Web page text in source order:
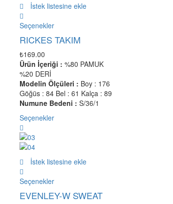
İstek listesine ekle
Seçenekler
RICKES TAKIM
₺169.00
Ürün İçeriği : %80 PAMUK
%20 DERİ
Modelin Ölçüleri : Boy : 176
Göğüs : 84 Bel : 61 Kalça : 89
Numune Bedeni : S/36/1
Seçenekler
İstek listesine ekle
Seçenekler
EVENLEY-W SWEAT